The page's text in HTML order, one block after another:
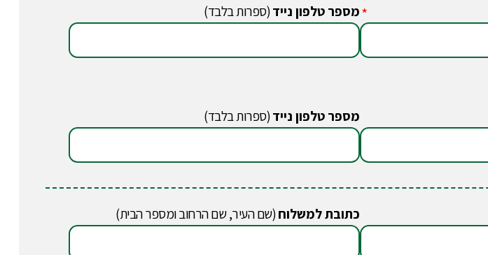
*מספר טלפון נייד(ספרות בלבד)
מספר טלפון נייד(ספרות בלבד)
כתובת למשלוח(שם העיר, שם הרחוב ומספר הבית)